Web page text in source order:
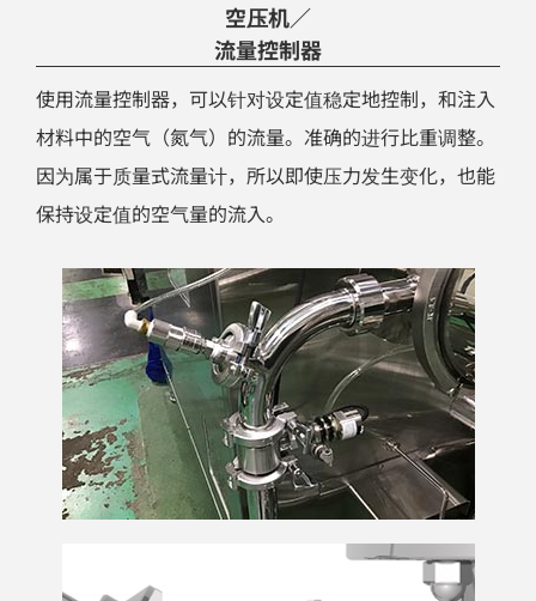
空压机／
流量控制器
使用流量控制器，可以针对设定值稳定地控制，和注入
材料中的空气（氮气）的流量。准确的进行比重调整。
因为属于质量式流量计，所以即使压力发生变化，也能
保持设定值的空气量的流入。